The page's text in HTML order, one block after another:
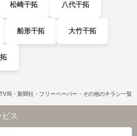
松崎干拓 八代干拓
船形干拓 大竹干拓
TV局・新聞社・フリーペーパー・その他のチラシ一覧
ス